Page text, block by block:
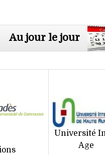
Au jour le jour
Université
Age